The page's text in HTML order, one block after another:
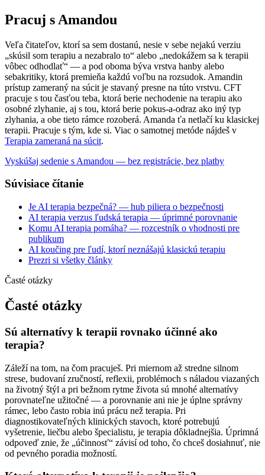
Pracuj s Amandou
Veľa čitateľov, ktorí sa sem dostanú, nesie v sebe nejakú verziu
„skúsil som terapiu a nezabralo to“ alebo „nedokážem sa k terapii
vôbec odhodlať“ — a pod oboma býva vrstva hanby alebo
sebakritiky, ktorá premieňa každú voľbu na rozsudok. Amandin
prístup zameraný na súcit je stavaný presne na túto vrstvu. CFT
pracuje s tou časťou teba, ktorá berie nechodenie na terapiu ako
osobné zlyhanie, aj s tou, ktorá berie pokus-a-odraz ako iný typ
zlyhania, a obe tieto rámce rozoberá. Amanda ťa netlačí ku klasickej
terapii. Pracuje s tým, kde si. Viac o samotnej metóde nájdeš v
Terapia zameraná na súcit.
Vyskúšaj sedenie s Amandou — bez registrácie, bez platby
Súvisiace čítanie
Je AI terapia bezpečná? — hub piliera o bezpečnosti
AI terapia verzus ľudská terapia — úprimné porovnanie
Komu AI terapia pomáha? — rozcestník o vhodnosti pre
publikum
AI koučing pre ľudí, ktorí neznášajú klasickú terapiu
Prezri si všetky články
Časté otázky
Časté otázky
Sú alternatívy k terapii rovnako účinné ako
terapia?
Záleží na tom, na čom pracuješ. Pri miernom až stredne silnom
strese, budovaní zručností, reflexii, problémoch s náladou viazaných
na životný štýl a pri bežnom rytme života sú mnohé alternatívy
porovnateľne užitočné — a porovnanie ani nie je úplne správny
rámec, lebo často robia inú prácu než terapia. Pri
diagnostikovateľných klinických stavoch, ktoré potrebujú
vyšetrenie, liečbu alebo špecialistu, je terapia dôkladnejšia. Úprimná
odpoveď znie, že „účinnosť“ závisí od toho, čo chceš dosiahnuť, nie
od pevného poradia možností.